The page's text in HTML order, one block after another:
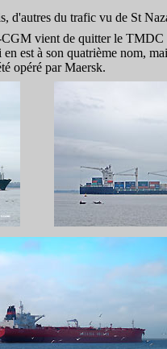
d'autres du trafic vu de St
vient de quitter le TMDC
est à son quatrième nom,
opéré par Maersk.